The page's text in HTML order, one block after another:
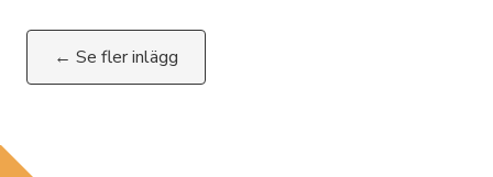
← Se fler inlägg